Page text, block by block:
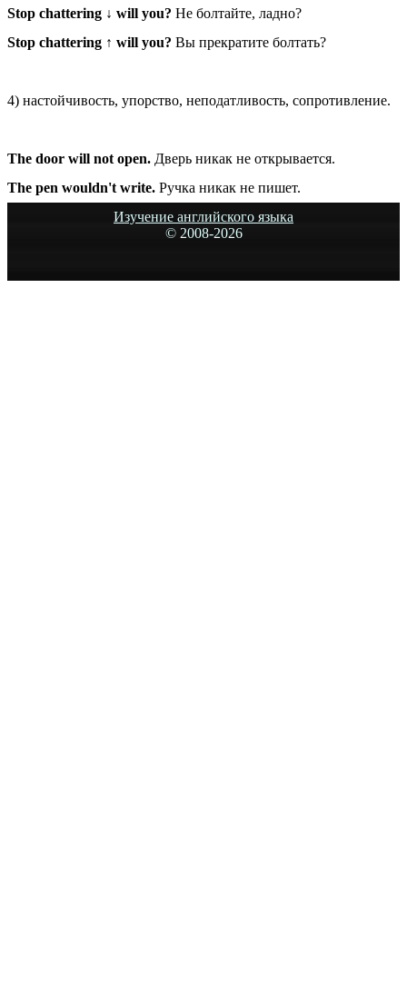
Stop chattering ↓ will you? Не болтайте, ладно?
Stop chattering ↑ will you? Вы прекратите болтать?
4) настойчивость, упорство, неподатливость, сопротивление.
The door will not open. Дверь никак не открывается.
The pen wouldn't write. Ручка никак не пишет.
Изучение английского языка
© 2008-2026